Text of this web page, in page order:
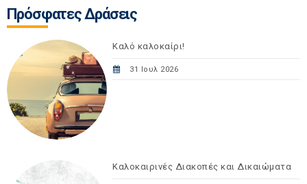
Πρόσφατες Δράσεις
Καλό καλοκαίρι!
31 Ιουλ 2026
Καλοκαιρινές Διακοπές και Δικαιώματα